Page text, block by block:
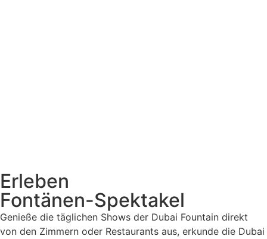
Erleben
Fontänen-Spektakel
Genieße die täglichen Shows der Dubai Fountain direkt
von den Zimmern oder Restaurants aus, erkunde die Dubai